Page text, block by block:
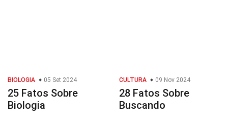
BIOLOGIA 05 Set 2024
25 Fatos Sobre
Biologia
CULTURA 09 Nov 2024
28 Fatos Sobre
Buscando